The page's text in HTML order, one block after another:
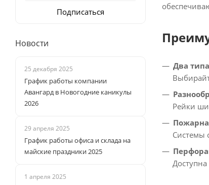
Два
Рейки
Системы
Подписаться
Новости
25 декабря 2025
График работы компании
Авангард в Новогодние каникулы
2026
29 апреля 2025
График работы офиса и склада на
майские праздники 2025
1 апреля 2025